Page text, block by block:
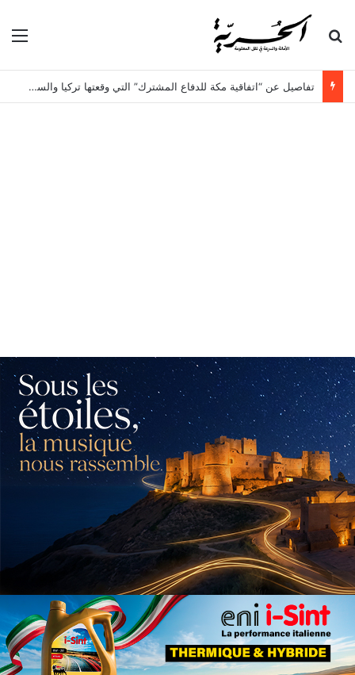
بحث عن
تفاصيل عن “اتفاقية مكة للدفاع المشترك” التي وقعتها تركيا والسعودية وباكستان